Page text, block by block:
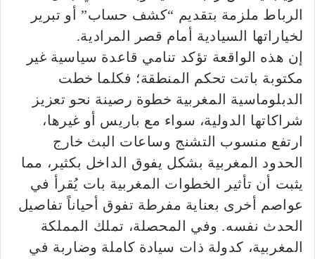
الرباط ملزمة بتقديم “كشف حساب” أو تبرير
لخياراتها السيادية أمام قصر المرادية.
​إن هذه الواقعة تؤكد تنامي قاعدة سياسية غير
مكتوبة باتت تحكم المنطقة؛ فكلما خطت
الدبلوماسية المغربية خطوة رصينة نحو تعزيز
شراكاتها الدولية، سواء مع باريس أو غيرها،
ارتفع منسوب التشنج وساعات البث خارج
الحدود المغربية بشكل يفوق الداخل بكثير، مما
يثبت أن تأثير الخطوات المغربية بات يُقرأ في
عواصم أخرى بعناية مفرطة تفوق أحياناً تفاصيل
الحدث نفسه. وفي المحصلة، تملك المملكة
المغربية، كدولة ذات سيادة كاملة وضاربة في